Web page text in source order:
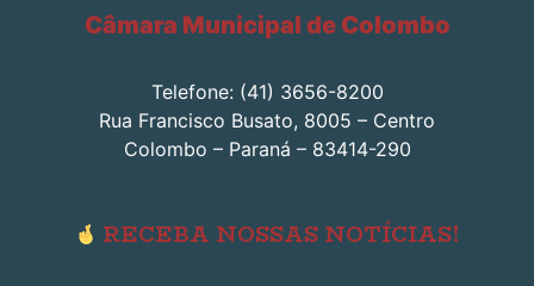
Câmara Municipal de Colombo
Telefone: (41) 3656-8200
Rua Francisco Busato, 8005 – Centro
Colombo – Paraná – 83414-290
RECEBA NOSSAS NOTÍCIAS!